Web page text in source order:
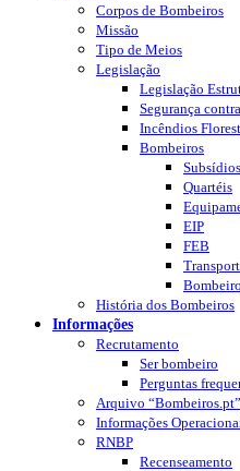
Corpos de Bombeiros
Missão
Tipo de Meios
Legislação
Legislação
Segurança
Incêndios
Bombeiros
Quartéis
EIP
FEB
História dos Bombeiros
Informações
Recrutamento
Ser bombeiro
Perguntas
Arquivo “Bombeiros.pt”
Informações
RNBP
Recenseamento